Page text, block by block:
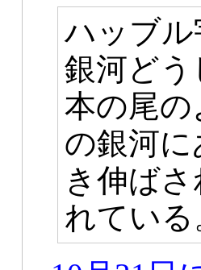
ハッブル
銀河ど
本の尾
の銀河
き伸ば
れている